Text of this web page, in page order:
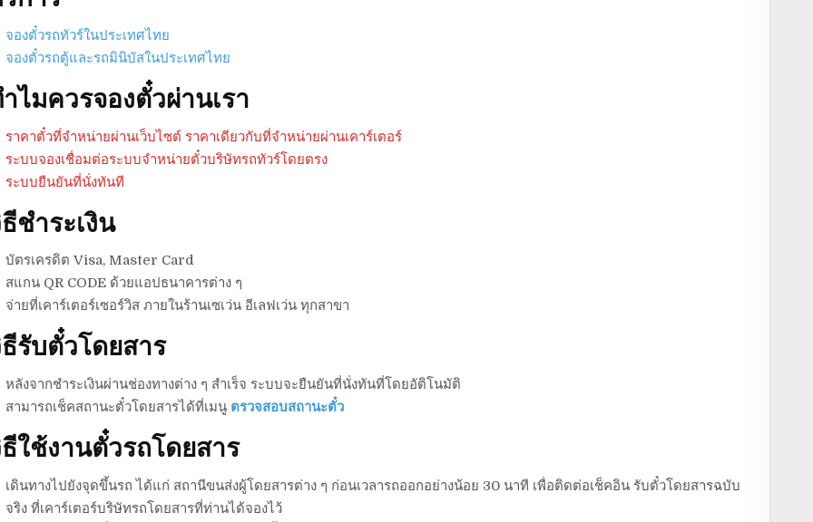
จองตั๋วรถทัวร์ในประเทศไทย
จองตั๋วรถตู้และรถมินิบัสในประเทศไทย
ไมควรจองตั๋วผ่านเรา
ราคาตั๋วที่จำหน่ายผ่านเว็บไซต์ ราคาเดียวกับที่จำหน่ายผ่านเคาร์เตอร์
ระบบจองเชื่อมต่อระบบจำหน่ายตั๋วบริษัทรถทัวร์โดยตรง
ระบบยืนยันที่นั่งทันที
ชำระเงิน
บัตรเครดิต Visa, Master Card
สแกน QR CODE ด้วยแอปธนาคารต่าง ๆ
จ่ายที่เคาร์เตอร์เซอร์วิส ภายในร้านเซเว่น อีเลฟเว่น ทุกสาขา
รับตั๋วโดยสาร
หลังจากชำระเงินผ่านช่องทางต่าง ๆ สำเร็จ ระบบจะยืนยันที่นั่งทันที่โดยอัติโนมัติ
สามารถเช็คสถานะตั๋วโดยสารได้ที่เมนู ตรวจสอบสถานะตั๋ว
ใช้งานตั๋วรถโดยสาร
เดินทางไปยังจุดขึ้นรถ ได้แก่ สถานีขนส่งผู้โดยสารต่าง ๆ ก่อนเวลารถออกอย่างน้อย 30 นาที เพื่อติดต่อเช็คอิน รับตั๋วโดยสารฉบับ
จริง ที่เคาร์เตอร์บริษัทรถโดยสารที่ท่านได้จองไว้